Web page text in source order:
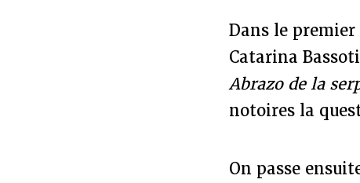
Dans le
Catarina
Abrazo de la
notoires la
On passe